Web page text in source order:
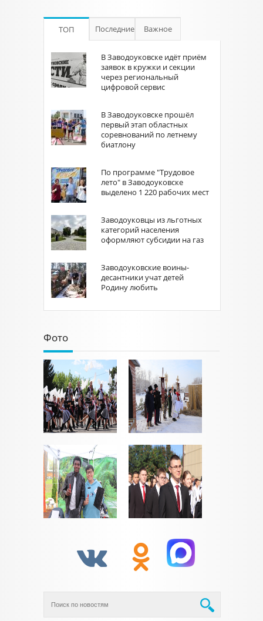
ТОП Последние Важное
В Заводоуковске идёт приём
заявок в кружки и секции
через региональный
цифровой сервис
В Заводоуковске прошёл
первый этап областных
соревнований по летнему
биатлону
По программе "Трудовое
лето" в Заводоуковске
выделено 1 220 рабочих мест
Заводоуковцы из льготных
категорий населения
оформляют субсидии на газ
Заводоуковские воины-
десантники учат детей
Родину любить
Фото